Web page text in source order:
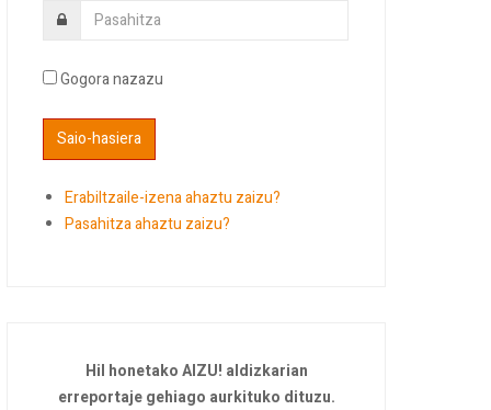
Gogora nazazu
Erabiltzaile-izena ahaztu zaizu?
Pasahitza ahaztu zaizu?
Hil honetako AIZU! aldizkarian
erreportaje gehiago aurkituko dituzu.